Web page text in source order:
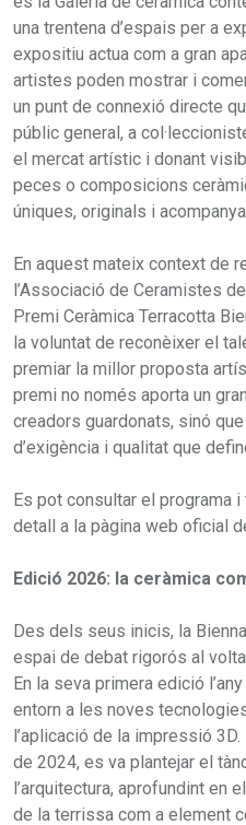
una trentena d’espais per a
expositiu actua com a gran
artistes poden mostrar i
un punt de connexió directe
públic general, a
el mercat artístic i donant
peces o composicions
úniques, originals i
En aquest mateix context de
l’Associació de Ceramistes
Premi Ceràmica Terracotta
la voluntat de reconèixer el
premiar la millor proposta
premi no només aporta un
creadors guardonats, sinó
d’exigència i qualitat que
Es pot consultar el programa
detall a la pàgina web oficial
Edició 2026: la ceràmica
Des dels seus inicis, la
espai de debat rigorós al
En la seva primera edició
entorn a les noves
l’aplicació de la impressió
de 2024, es va plantejar el
l’arquitectura, aprofundint en
de la terrissa com a element